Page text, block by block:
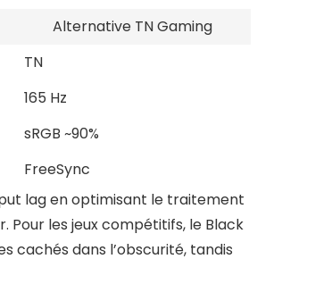
Alternative TN Gaming
TN
165 Hz
sRGB ~90%
FreeSync
lag en optimisant le traitement
Pour les jeux compétitifs, le Black
cachés dans l’obscurité, tandis